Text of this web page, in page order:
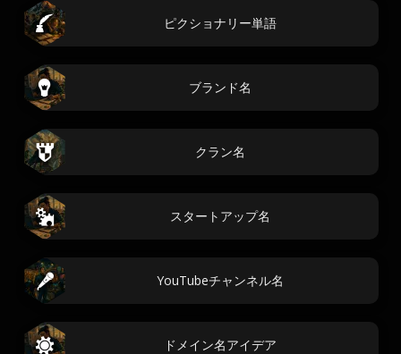
ピクショナリー単語
ブランド名
クラン名
スタートアップ名
YouTubeチャンネル名
ドメイン名アイデア